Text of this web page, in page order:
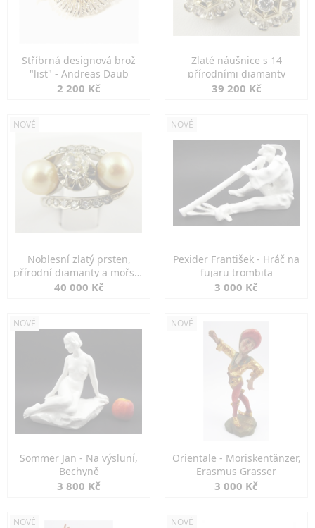
Stříbrná designová brož
"list" - Andreas Daub
2 200 Kč
Zlaté náušnice s 14
přírodními diamanty
39 200 Kč
NOVÉ
Noblesní zlatý prsten,
přírodní diamanty a mořské
perly
40 000 Kč
NOVÉ
Pexider František - Hráč na
fujaru trombita
3 000 Kč
NOVÉ
Sommer Jan - Na výsluní,
Bechyně
3 800 Kč
NOVÉ
Orientale - Moriskentänzer,
Erasmus Grasser
3 000 Kč
NOVÉ NOVÉ